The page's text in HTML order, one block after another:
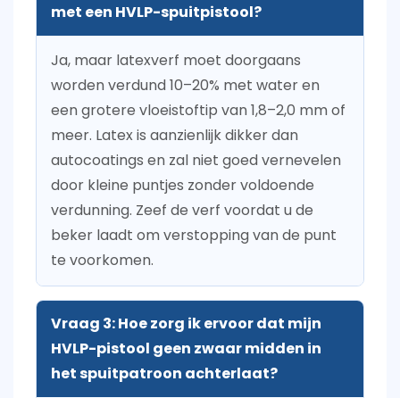
met een HVLP-spuitpistool?
Ja, maar latexverf moet doorgaans
worden verdund 10–20% met water en
een grotere vloeistoftip van 1,8–2,0 mm of
meer. Latex is aanzienlijk dikker dan
autocoatings en zal niet goed vernevelen
door kleine puntjes zonder voldoende
verdunning. Zeef de verf voordat u de
beker laadt om verstopping van de punt
te voorkomen.
Vraag 3: Hoe zorg ik ervoor dat mijn
HVLP-pistool geen zwaar midden in
het spuitpatroon achterlaat?